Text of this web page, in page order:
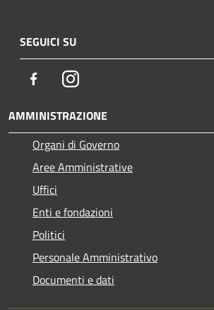
SEGUICI SU
FacebookInstagram
AMMINISTRAZIONE
Organi di Governo
Aree Amministrative
Uffici
Enti e fondazioni
Politici
Personale Amministrativo
Documenti e dati